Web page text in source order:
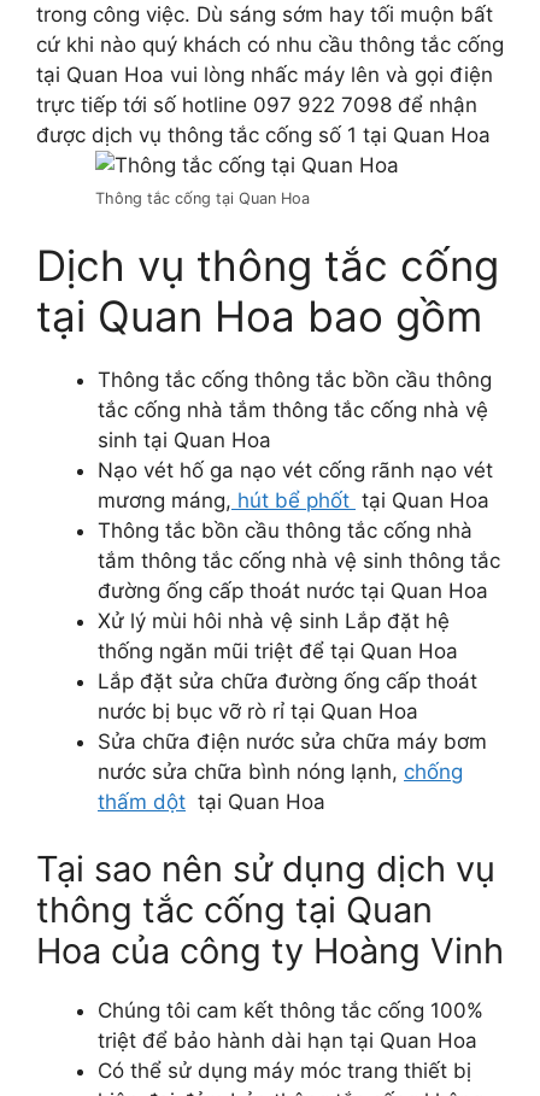
trong công việc. Dù sáng sớm hay tối muộn bất
cứ khi nào quý khách có nhu cầu thông tắc cống
tại Quan Hoa vui lòng nhấc máy lên và gọi điện
trực tiếp tới số hotline 097 922 7098 để nhận
được dịch vụ thông tắc cống số 1 tại Quan Hoa
Thông tắc cống tại Quan Hoa
Dịch vụ thông tắc cống
tại Quan Hoa bao gồm
Thông tắc cống thông tắc bồn cầu thông
tắc cống nhà tắm thông tắc cống nhà vệ
sinh tại Quan Hoa
Nạo vét hố ga nạo vét cống rãnh nạo vét
mương máng, hút bể phốt tại Quan Hoa
Thông tắc bồn cầu thông tắc cống nhà
tắm thông tắc cống nhà vệ sinh thông tắc
đường ống cấp thoát nước tại Quan Hoa
Xử lý mùi hôi nhà vệ sinh Lắp đặt hệ
thống ngăn mũi triệt để tại Quan Hoa
Lắp đặt sửa chữa đường ống cấp thoát
nước bị bục vỡ rò rỉ tại Quan Hoa
Sửa chữa điện nước sửa chữa máy bơm
nước sửa chữa bình nóng lạnh, chống
thấm dột tại Quan Hoa
Tại sao nên sử dụng dịch vụ
thông tắc cống tại Quan
Hoa của công ty Hoàng Vinh
Chúng tôi cam kết thông tắc cống 100%
triệt để bảo hành dài hạn tại Quan Hoa
Có thể sử dụng máy móc trang thiết bị